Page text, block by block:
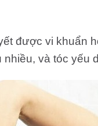
được vi khuẩn
và tóc yếu